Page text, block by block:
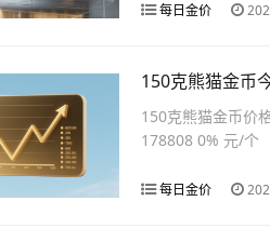
每日金价
150克熊猫金币
150克熊猫金币价
178808 0% 元/个
每日金价